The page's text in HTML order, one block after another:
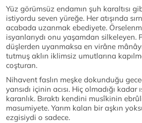
Yüz görümsüz endamın şuh karaltısı
istiyordu seven yüreğe. Her atışında
acabada uzanmak ebediyete.
isyanlarıydı onu yaşamdan silkeleyen.
düşlerden uyanmaksa en virâne
tutmuş aklın iklimsiz umutlarına
coşturan.
Nihavent faslın meşke dokunduğu
yansıdı içinin acısı. Hiç olmadığı kadar
karanlık. Bıraktı kendini musîkinin
masumiyete. Yarım kalan bir aşkın
ezgisiydi o sadece.